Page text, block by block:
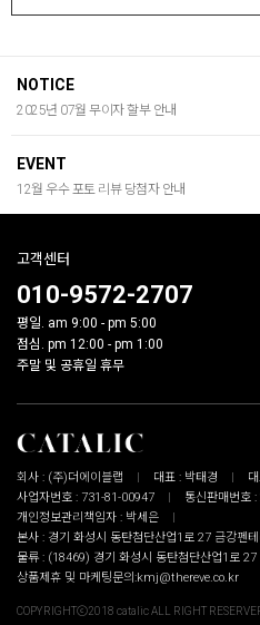
NOTICE
2025년 07월 무이자 할부 안내
EVENT
12월 우수 포토 리뷰 당첨자 안내
고객센터
010-9572-2707
평일. am 9:00 - pm 5:00
점심. pm 12:00 - pm 1:00
주말 및 공휴일 휴무
회사 : (주)더에이블랩 대표 : 박태경
사업자번호 : 731-81-00947
통신판매번호
개인정보관리책임자 : 박세은
본사 : 경기 화성시 동탄첨단산업1로 27 금강펜
물류 : (18469) 경기 화성시 동탄첨단산업1로
상품제휴 및 마케팅문의:kmj@thereve.co.kr
COPYRIGHTⓒ2018 catalic ALL RIGHT